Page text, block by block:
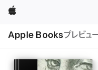
Apple
Apple Booksプレビュ
ル